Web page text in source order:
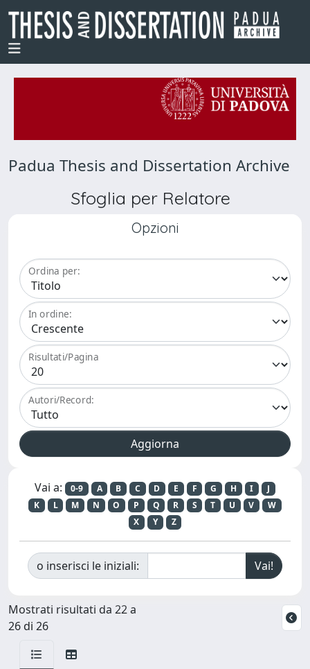
Padua Thesis and Dissertation Archive
Sfoglia per Relatore
Opzioni
Ordina per:
In ordine:
Risultati/Pagina
Autori/Record:
Vai a: 0-9 A B C D E F G H I
J
K
L M N O P Q R S T U V
W
X
Y Z
o inserisci le iniziali:
Mostrati risultati da 22 a
26 di 26